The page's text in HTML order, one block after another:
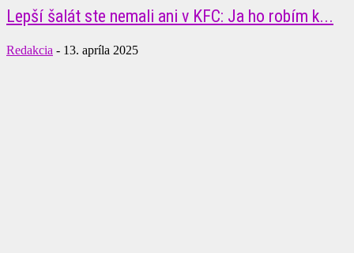
Lepší šalát ste nemali ani v KFC: Ja ho robím k...
Redakcia - 13. apríla 2025